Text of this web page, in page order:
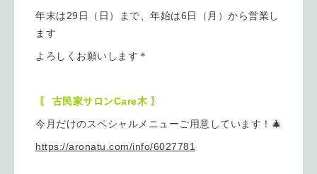
年末は29日（日）まで、年始は6日（月）から営業し
ます
よろしくお願いします＊
〖 古民家サロンCare木 〗
今月だけのスペシャルメニューご用意しています！🎄
https://aronatu.com/info/6027781